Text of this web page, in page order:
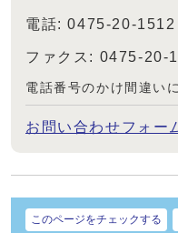
電話: 0475-20-1512
ファクス: 0475-20-
電話番号のかけ間違い
お問い合わせフォー
このページをチェックする